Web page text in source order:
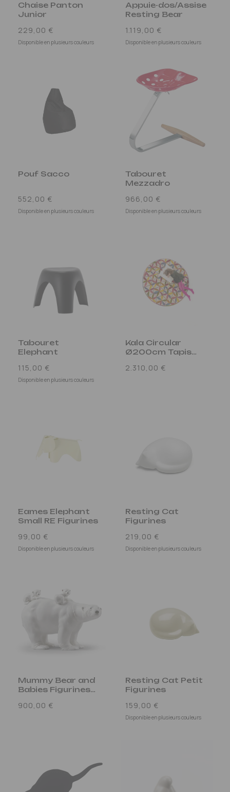
Chaise Panton
Junior
Prix
habituel
229,00 €
Disponible en plusieurs couleurs
Appuie-dos/Assise
Resting Bear
Prix
habituel
1.119,00 €
Disponible en plusieurs couleurs
Pouf Sacco
Prix
habituel
552,00 €
Disponible en plusieurs couleurs
Tabouret
Mezzadro
Prix
habituel
966,00 €
Disponible en plusieurs couleurs
Tabouret
Elephant
Prix
habituel
115,00 €
Disponible en plusieurs couleurs
Kala Circular
Ø200cm Tapis
Prix
2.310,00 €
Eames Elephant
Small RE Figurines
Prix
habituel
99,00 €
Disponible en plusieurs couleurs
Resting Cat
Figurines
Prix
habituel
219,00 €
Disponible en plusieurs couleurs
Mummy Bear and
Babies Figurines
Prix
900,00 €
Resting Cat Petit
Figurines
Prix
habituel
159,00 €
Disponible en plusieurs couleurs